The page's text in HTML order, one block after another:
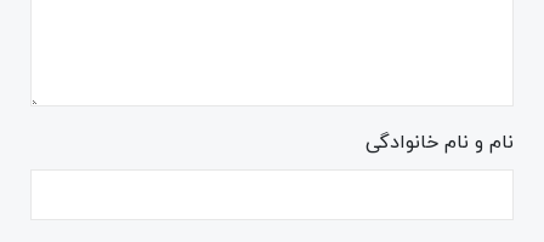
نام و نام خانوادگی